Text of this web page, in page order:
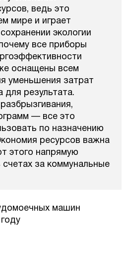
ведь это
мире и играет
экологии
все приборы
оснащены всем
уменьшения затрат
результата.
— все это
по назначению
ресурсов важна
этого напрямую
за коммунальные
машин